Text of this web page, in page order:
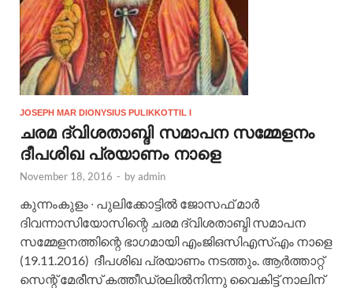
JOSEPH MAR DIONYSIUS PULIKKOTTIL I
ചരമ ദ്വിശതാബ്ദി സമാപന സമ്മേളനം
ദീപശിഖ പ്രയാണം നാളെ
November 18, 2016 - byadmin
കുന്നംകുളം ∙ പുലിക്കോട്ടിൽ ജോസഫ് മാർ
ദിവന്നാസിയോസിന്റെ ചരമ ദ്വിശതാബ്ദി സമാപന
സമ്മേളനത്തിന്റെ ഭാഗമായി എംജിഒസിഎസ്എം നാളെ
(19.11.2016) ദീപശിഖ പ്രയാണം നടത്തും. ആർത്താറ്റ്
സെന്റ് മേരീസ് കത്തീഡ്രലിൽനിന്നു വൈകിട്ട് നാലിന്